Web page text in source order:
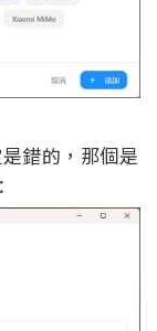
錯的，那個是